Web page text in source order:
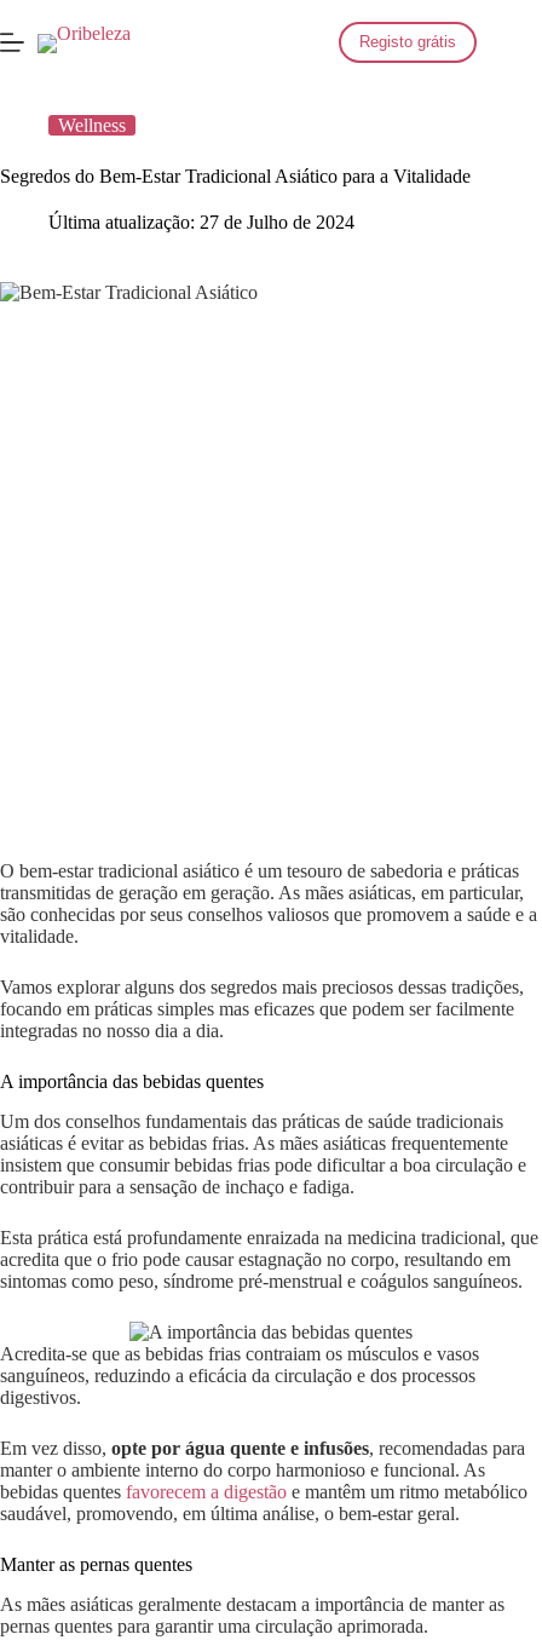
para
o
Registo grátis
Wellness
Segredos do Bem-Estar Tradicional Asiático para a Vitalidade
Última atualização: 27 de Julho de 2024
O bem-estar tradicional asiático é um tesouro de sabedoria e práticas
transmitidas de geração em geração. As mães asiáticas, em particular,
são conhecidas por seus conselhos valiosos que promovem a saúde e a
vitalidade.
Vamos explorar alguns dos segredos mais preciosos dessas tradições,
focando em práticas simples mas eficazes que podem ser facilmente
integradas no nosso dia a dia.
A importância das bebidas quentes
Um dos conselhos fundamentais das práticas de saúde tradicionais
asiáticas é evitar as bebidas frias. As mães asiáticas frequentemente
insistem que consumir bebidas frias pode dificultar a boa circulação e
contribuir para a sensação de inchaço e fadiga.
Esta prática está profundamente enraizada na medicina tradicional, que
acredita que o frio pode causar estagnação no corpo, resultando em
sintomas como peso, síndrome pré-menstrual e coágulos sanguíneos.
Acredita-se que as bebidas frias contraiam os músculos e vasos
sanguíneos, reduzindo a eficácia da circulação e dos processos
digestivos.
Em vez disso, opte por água quente e infusões, recomendadas para
manter o ambiente interno do corpo harmonioso e funcional. As
bebidas quentes favorecem a digestão e mantêm um ritmo metabólico
saudável, promovendo, em última análise, o bem-estar geral.
Manter as pernas quentes
As mães asiáticas geralmente destacam a importância de manter as
pernas quentes para garantir uma circulação aprimorada.